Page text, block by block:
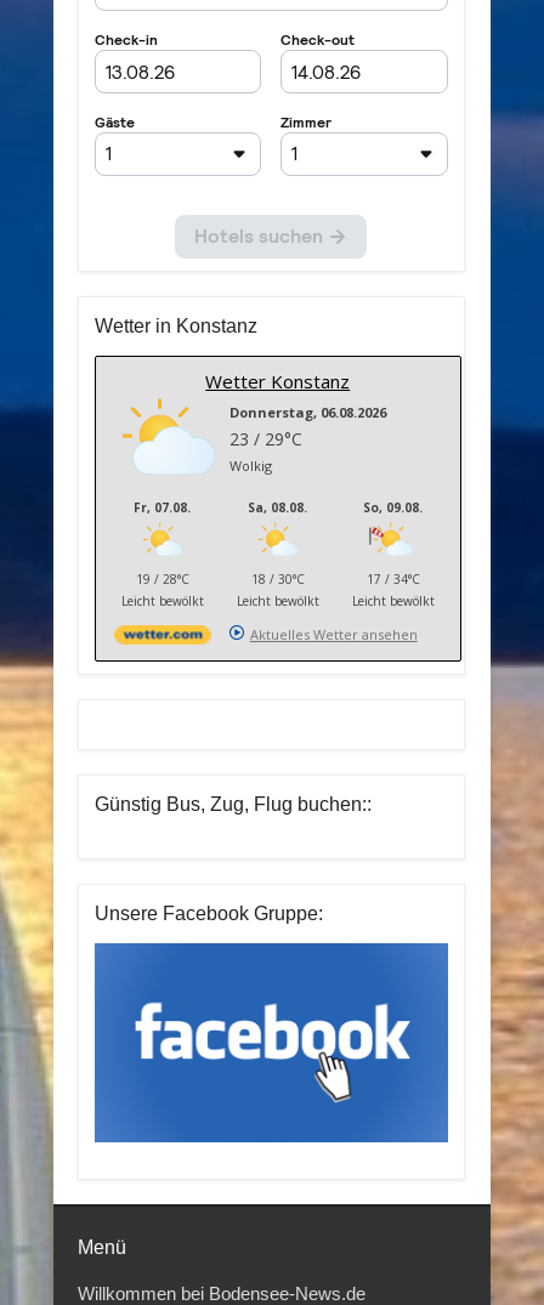
Wetter in Konstanz
Wetter Konstanz
Donnerstag, 06.08.2026
23 / 29°C
Wolkig
Fr, 07.08.
19 / 28°C
Leicht bewölkt
Sa, 08.08.
18 / 30°C
Leicht bewölkt
So, 09.08.
17 / 34°C
Leicht bewölkt
Aktuelles Wetter ansehen
Günstig Bus, Zug, Flug buchen::
Unsere Facebook Gruppe:
Menü
Willkommen bei Bodensee-News.de